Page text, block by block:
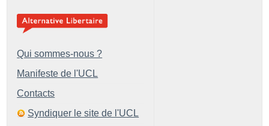
Qui sommes-nous ?
Manifeste de l'UCL
Contacts
Syndiquer le site de l'UCL